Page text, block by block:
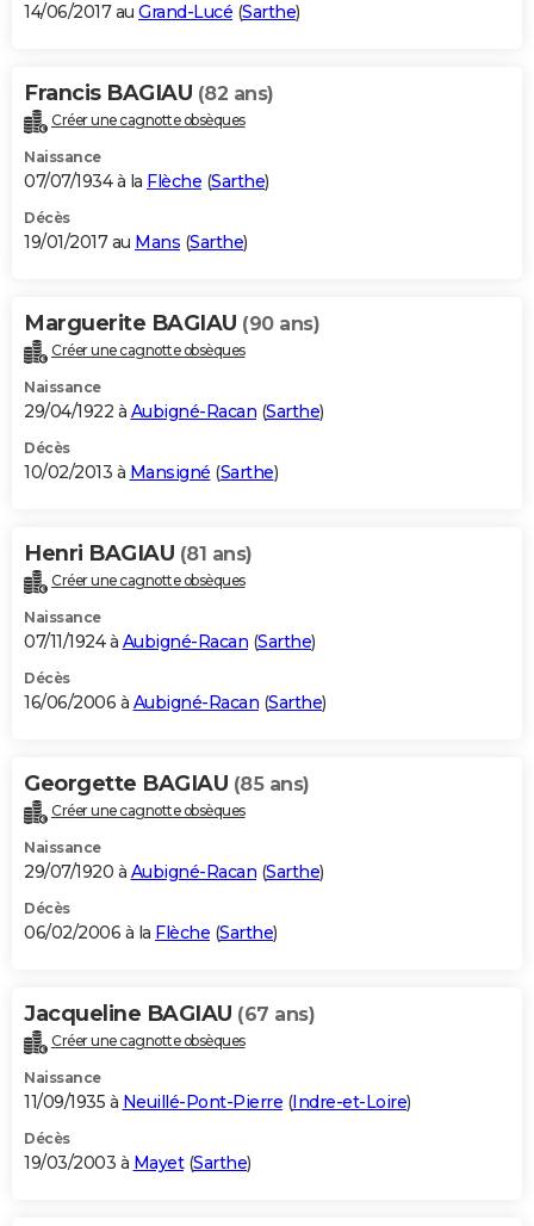
14/06/2017 au Grand-Lucé (Sarthe)
Francis BAGIAU (82 ans)
Créer une cagnotte obsèques
Naissance
07/07/1934 à la Flèche (Sarthe)
Décès
19/01/2017 au Mans (Sarthe)
Marguerite BAGIAU (90 ans)
Créer une cagnotte obsèques
Naissance
29/04/1922 à Aubigné-Racan (Sarthe)
Décès
10/02/2013 à Mansigné (Sarthe)
Henri BAGIAU (81 ans)
Créer une cagnotte obsèques
Naissance
07/11/1924 à Aubigné-Racan (Sarthe)
Décès
16/06/2006 à Aubigné-Racan (Sarthe)
Georgette BAGIAU (85 ans)
Créer une cagnotte obsèques
Naissance
29/07/1920 à Aubigné-Racan (Sarthe)
Décès
06/02/2006 à la Flèche (Sarthe)
Jacqueline BAGIAU (67 ans)
Créer une cagnotte obsèques
Naissance
11/09/1935 à Neuillé-Pont-Pierre (Indre-et-Loire)
Décès
19/03/2003 à Mayet(Sarthe)